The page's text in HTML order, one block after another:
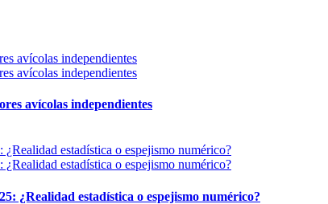
avícolas independientes
¿Realidad estadística o espejismo numérico?